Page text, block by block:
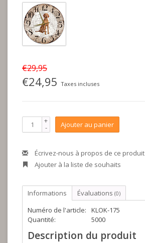
€29,95
€24,95 Taxes incluses
+
- Ajouter au panier
Écrivez-nous à propos de ce produit
Ajouter à la liste de souhaits
Informations Évaluations (0)
Numéro de l'article:
KLOK-175
Quantité:
5000
Description du produit